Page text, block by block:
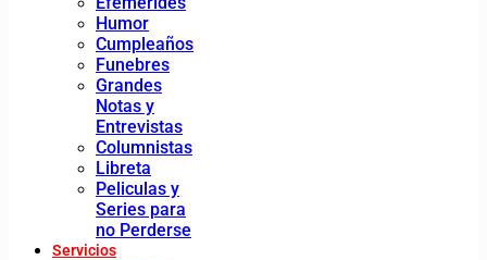
Humor
Cumpleaños
Funebres
Grandes
Notas y
Entrevistas
Columnistas
Libreta
Peliculas y
Series para
no Perderse
Servicios